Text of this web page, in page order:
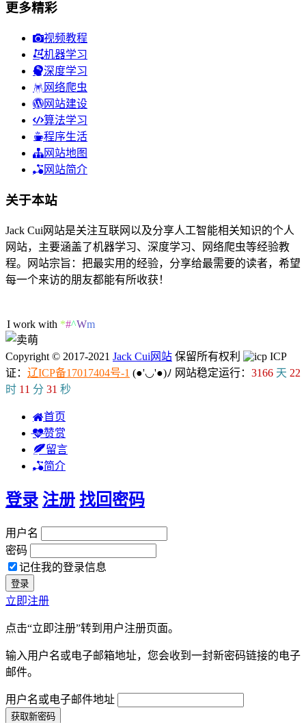
更多精彩
视频教程
机器学习
深度学习
网络爬虫
网站建设
算法学习
程序生活
网站地图
网站简介
关于本站
Jack Cui网站是关注互联网以及分享人工智能相关知识的个人
网站，主要涵盖了机器学习、深度学习、网络爬虫等经验教
程。网站宗旨：把最实用的经验，分享给最需要的读者，希望
每一个来访的朋友都能有所收获！
I work with SpiYblb
Copyright © 2017-2021 Jack Cui网站 保留所有权利
ICP
证： 辽ICP备17017404号-1 (●'◡'●)ﾉ 网站稳定运行： 3166 天 22
时 11 分 32 秒
首页
赞赏
留言
简介
登录 注册 找回密码
用户名
密码
记住我的登录信息
立即注册
点击“立即注册”转到用户注册页面。
输入用户名或电子邮箱地址，您会收到一封新密码链接的电子
邮件。
用户名或电子邮件地址